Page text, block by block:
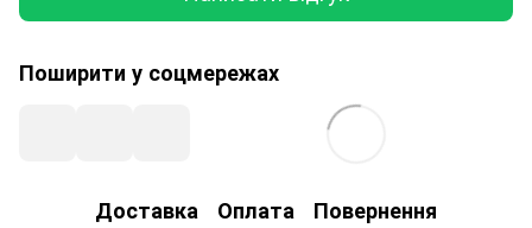
Поширити у соцмережах
Доставка Оплата Повернення